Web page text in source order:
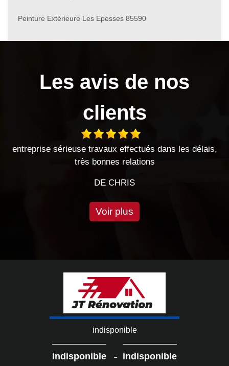
Peinture Extérieure Les Epesses 85590
Les avis de nos
clients
effectués dans les délais,
Entreprise sérieuse
Entreprise à l'écoute
Voir plus
indisponible
indisponible - indisponible